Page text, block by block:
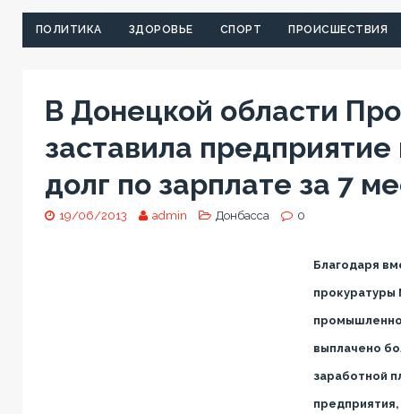
ПОЛИТИКА ЗДОРОВЬЕ СПОРТ ПРОИСШЕСТВИЯ
В Донецкой области
заставила предприятие
долг по зарплате за 7
19/06/2013 admin Донбасса 0
Благодаря
прокуратуры
выплачено
заработной